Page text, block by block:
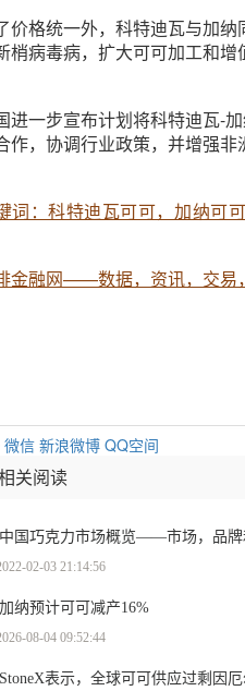
价格统一外，科特迪瓦与加
梢病毒病，扩大可可加工和增
进一步宣布计划将科特迪瓦-
作，协调行业政策，并增强非
词：科特迪瓦可可，加纳可可
金融网——数据，资讯，交易
微信 新浪微博 QQ空间
关阅读
中国巧克力市场概览——市场，品牌
02-03 21:14:56
加纳预计可可减产16%
08-04 09:52:44
StoneX表示，全球可可供应过剩因